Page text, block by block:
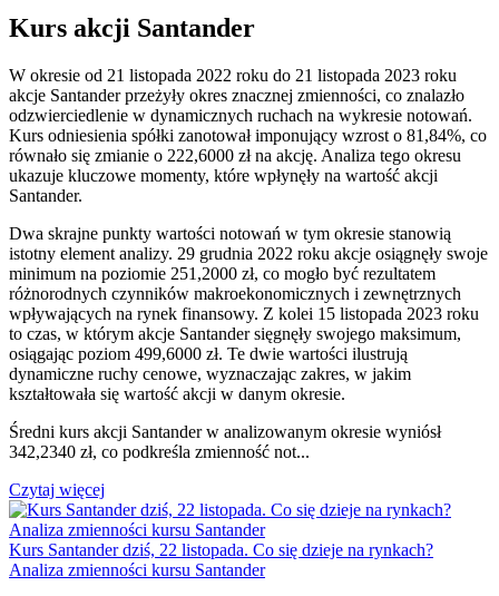
Kurs akcji Santander
W okresie od 21 listopada 2022 roku do 21 listopada 2023 roku
akcje Santander przeżyły okres znacznej zmienności, co znalazło
odzwierciedlenie w dynamicznych ruchach na wykresie notowań.
Kurs odniesienia spółki zanotował imponujący wzrost o 81,84%, co
równało się zmianie o 222,6000 zł na akcję. Analiza tego okresu
ukazuje kluczowe momenty, które wpłynęły na wartość akcji
Santander.
Dwa skrajne punkty wartości notowań w tym okresie stanowią
istotny element analizy. 29 grudnia 2022 roku akcje osiągnęły swoje
minimum na poziomie 251,2000 zł, co mogło być rezultatem
różnorodnych czynników makroekonomicznych i zewnętrznych
wpływających na rynek finansowy. Z kolei 15 listopada 2023 roku
to czas, w którym akcje Santander sięgnęły swojego maksimum,
osiągając poziom 499,6000 zł. Te dwie wartości ilustrują
dynamiczne ruchy cenowe, wyznaczając zakres, w jakim
kształtowała się wartość akcji w danym okresie.
Średni kurs akcji Santander w analizowanym okresie wyniósł
342,2340 zł, co podkreśla zmienność not...
Czytaj więcej
Kurs Santander dziś, 22 listopada. Co się dzieje na rynkach?
Analiza zmienności kursu Santander